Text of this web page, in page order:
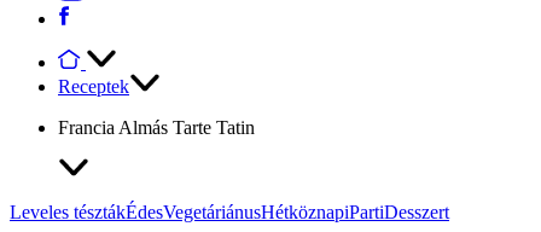
Receptek
Francia Almás Tarte Tatin
Leveles tésztákÉdesVegetáriánusHétköznapiPartiDesszert